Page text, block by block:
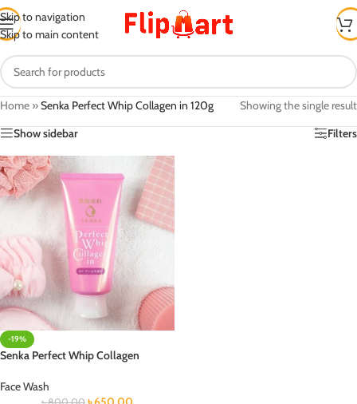
Skip to navigation
Skip to main content
Home »Senka Perfect Whip Collagen in 120g
Showing the single result
Show sidebar
Filters
-19%
Senka Perfect Whip Collagen
Face Wash